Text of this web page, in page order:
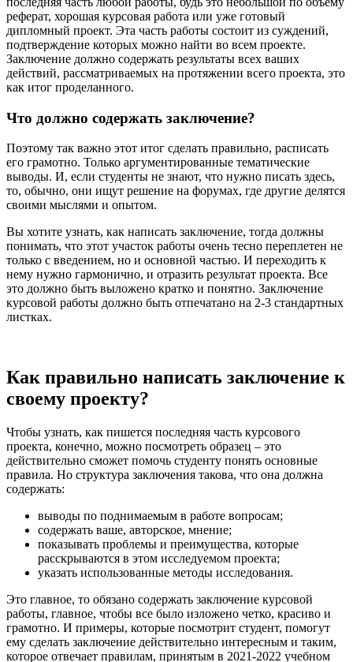
реферат, хорошая курсовая работа или уже готовый
дипломный проект. Эта часть работы состоит из суждений,
подтверждение которых можно найти во всем проекте.
Заключение должно содержать результаты всех ваших
действий, рассматриваемых на протяжении всего проекта, это
как итог проделанного.
Что должно содержать заключение?
Поэтому так важно этот итог сделать правильно, расписать
его грамотно. Только аргументированные тематические
выводы. И, если студенты не знают, что нужно писать здесь,
то, обычно, они ищут решение на форумах, где другие делятся
своими мыслями и опытом.
Вы хотите узнать, как написать заключение, тогда должны
понимать, что этот участок работы очень тесно переплетен не
только с введением, но и основной частью. И переходить к
нему нужно гармонично, и отразить результат проекта. Все
это должно быть выложено кратко и понятно. Заключение
курсовой работы должно быть отпечатано на 2-3 стандартных
листках.
Как правильно написать заключение к
своему проекту?
Чтобы узнать, как пишется последняя часть курсового
проекта, конечно, можно посмотреть образец – это
действительно сможет помочь студенту понять основные
правила. Но структура заключения такова, что она должна
содержать:
выводы по поднимаемым в работе вопросам;
содержать ваше, авторское, мнение;
показывать проблемы и преимущества, которые
расскрываются в этом исследуемом проекта;
указать использованные методы исследования.
Это главное, то обязано содержать заключение курсовой
работы, главное, чтобы все было изложено четко, красиво и
грамотно. И примеры, которые посмотрит студент, помогут
ему сделать заключение действительно интересным и таким,
которое отвечает правилам, принятым в 2021-2022 учебном